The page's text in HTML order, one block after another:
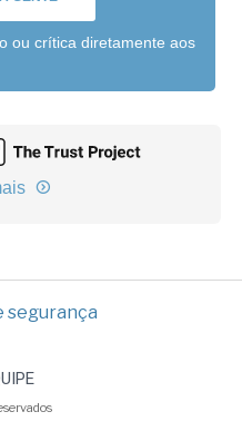
ou crítica diretamente aos
segurança